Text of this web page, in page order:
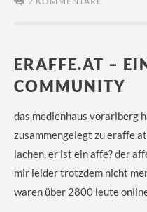
ERAFFE.AT –
COMMUNITY
das medienhaus vorarlberg
zusammengelegt zu
lachen, er ist ein affe? der
mir leider trotzdem nicht
waren über 2800 leute